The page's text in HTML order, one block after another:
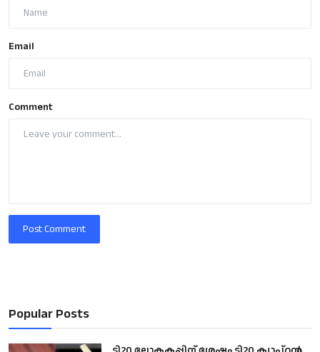
Email
Comment
Post Comment
Popular Posts